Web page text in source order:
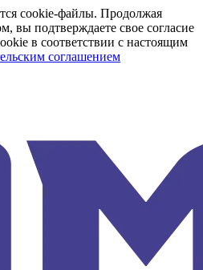
cookie-файлы. Продолжая
вы подтверждаете свое согласие
в соответствии с настоящим
соглашением